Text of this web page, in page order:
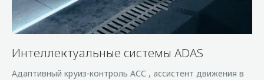
Интеллектуальные cистемы ADAS
Адаптивный круиз-контроль АСС , ассистент движения в